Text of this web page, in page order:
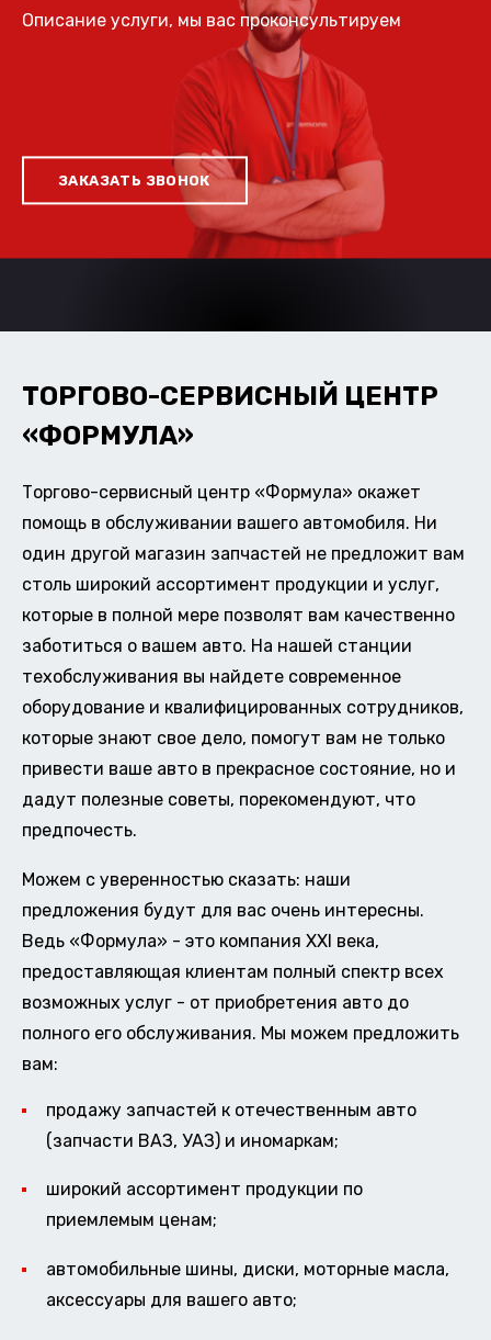
Описание услуги, мы вас проконсультируем
ЗАКАЗАТЬ ЗВОНОК
ТОРГОВО-СЕРВИСНЫЙ ЦЕНТР
«ФОРМУЛА»
Торгово-сервисный центр «Формула» окажет
помощь в обслуживании вашего автомобиля. Ни
один другой магазин запчастей не предложит вам
столь широкий ассортимент продукции и услуг,
которые в полной мере позволят вам качественно
заботиться о вашем авто. На нашей станции
техобслуживания вы найдете современное
оборудование и квалифицированных сотрудников,
которые знают свое дело, помогут вам не только
привести ваше авто в прекрасное состояние, но и
дадут полезные советы, порекомендуют, что
предпочесть.
Можем с уверенностью сказать: наши
предложения будут для вас очень интересны.
Ведь «Формула» - это компания XXI века,
предоставляющая клиентам полный спектр всех
возможных услуг - от приобретения авто до
полного его обслуживания. Мы можем предложить
вам:
продажу запчастей к отечественным авто
(запчасти ВАЗ, УАЗ) и иномаркам;
широкий ассортимент продукции по
приемлемым ценам;
автомобильные шины, диски, моторные масла,
аксессуары для вашего авто;